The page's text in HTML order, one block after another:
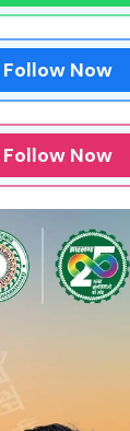
Follow Now
Follow Now